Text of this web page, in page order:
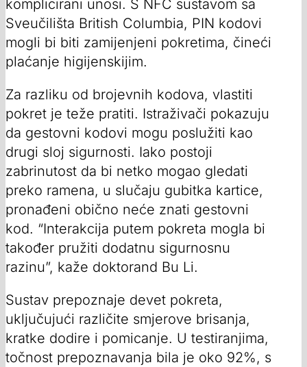
komplicirani unosi. S NFC sustavom sa
Sveučilišta British Columbia, PIN kodovi
mogli bi biti zamijenjeni pokretima, čineći
plaćanje higijenskijim.
Za razliku od brojevnih kodova, vlastiti
pokret je teže pratiti. Istraživači pokazuju
da gestovni kodovi mogu poslužiti kao
drugi sloj sigurnosti. Iako postoji
zabrinutost da bi netko mogao gledati
preko ramena, u slučaju gubitka kartice,
pronađeni obično neće znati gestovni
kod. “Interakcija putem pokreta mogla bi
također pružiti dodatnu sigurnosnu
razinu”, kaže doktorand Bu Li.
Sustav prepoznaje devet pokreta,
uključujući različite smjerove brisanja,
kratke dodire i pomicanje. U testiranjima,
točnost prepoznavanja bila je oko 92%, s